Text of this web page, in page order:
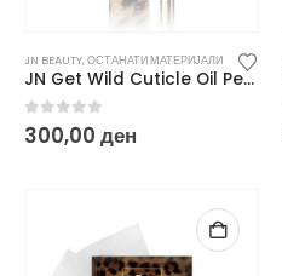
JN BEAUTY,ОСТАНАТИ МАТЕРИЈАЛИ
JN Get Wild Cuticle Oil Pen – 2 ml
0 out of 5
300,00 ден